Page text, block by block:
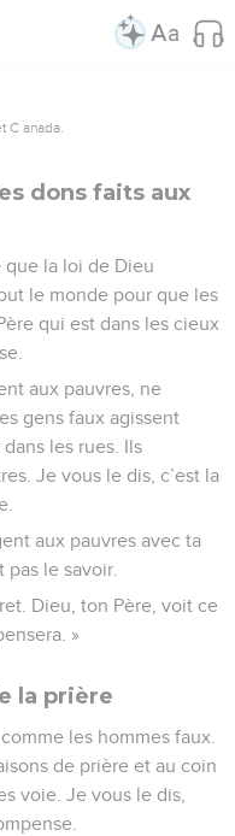
C anada.
dons faits aux
que la loi de Dieu
le monde pour que les
qui est dans les cieux
aux pauvres, ne
gens faux agissent
les rues. Ils
Je vous le dis, c’est la
aux pauvres avec ta
le savoir.
Dieu, ton Père, voit ce
»
la prière
les hommes faux.
de prière et au coin
voie. Je vous le dis,